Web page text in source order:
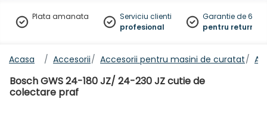
Plata amanata
Serviciu clienti
profesional
Garantie de 60
pentru
Acasa Accesorii Accesorii pentru masini de curatat
Bosch GWS 24-180 JZ/ 24-230 JZ cutie de
colectare praf